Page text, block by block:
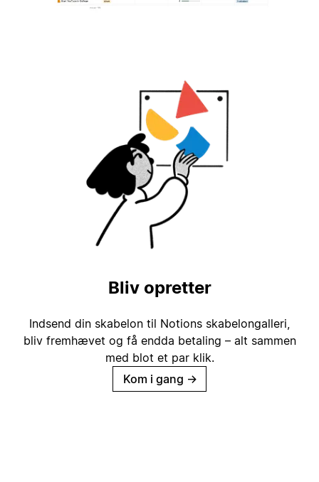
Bliv opretter
Indsend din skabelon til Notions skabelongalleri,
bliv fremhævet og få endda betaling – alt sammen
med blot et par klik.
Kom i gang →